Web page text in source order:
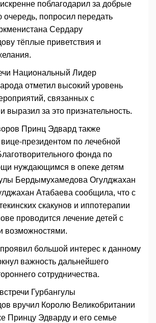
поблагодарил за добрые
очередь, попросил передать
Сердару
тёплые приветствия и
Национальный Лидер
отметил высокий уровень
связанных с
выразил за это признательность.
Принц Эдвард также
президентом по лечебной
фонда по
нуждающимся в опеке детям
Бердымухамедова Огулджахан
Атабаева сообщила, что с
скакунов и иппотерапии
проводится лечение детей с
возможностями.
большой интерес к данному
важность дальнейшего
сотрудничества.
Гурбангулы
вручил Королю Великобритании
Принцу Эдварду и его семье